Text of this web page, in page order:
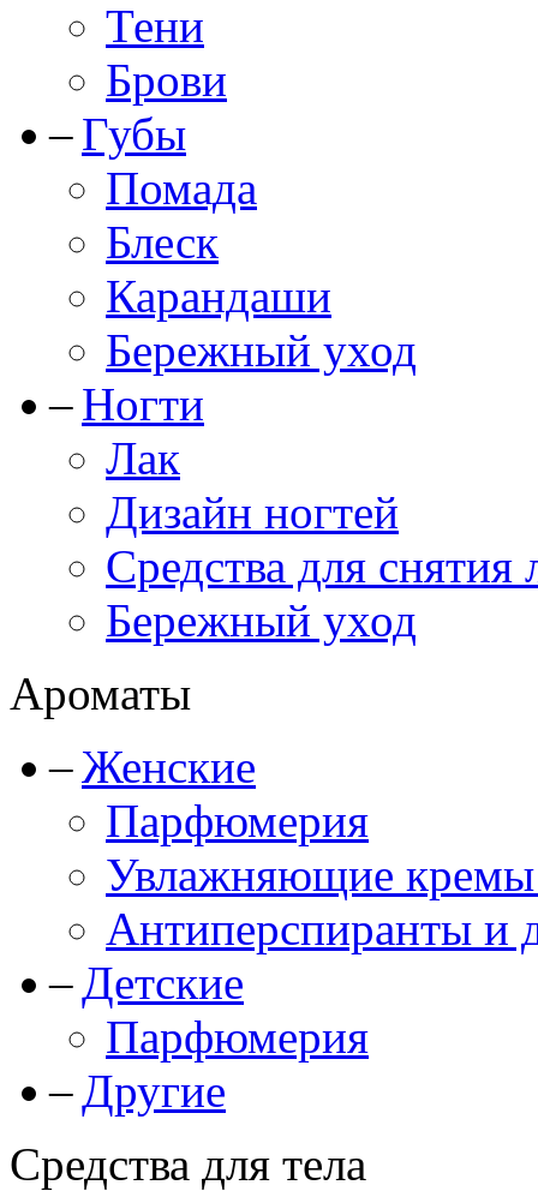
Тени
Брови
Губы
Помада
Блеск
Карандаши
Бережный уход
Ногти
Лак
Дизайн ногтей
Средства для снятия
Бережный уход
Ароматы
Женские
Парфюмерия
Увлажняющие кремы
Антиперспиранты и
Детские
Парфюмерия
Другие
Средства для тела